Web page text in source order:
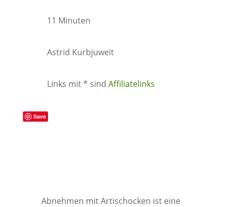
11 Minuten
Astrid Kurbjuweit
Links mit * sind Affiliatelinks
Save
Abnehmen mit Artischocken ist eine